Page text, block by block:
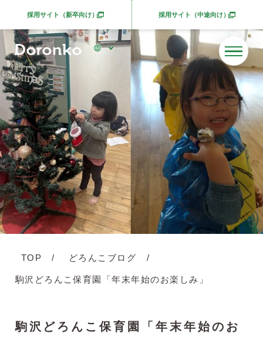
採用サイト（新卒向け）別ウィンドウで開きます 採用サイト（中途向け）別ウィンドウで開きま
TOP どろんこブログ
駒沢どろんこ保育園「年末年始のお楽しみ」
駒沢どろんこ保育園「年末年始のお